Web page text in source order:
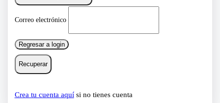
Correo electrónico
Regresar a login
Recuperar
Crea tu cuenta aquísi no tienes cuenta